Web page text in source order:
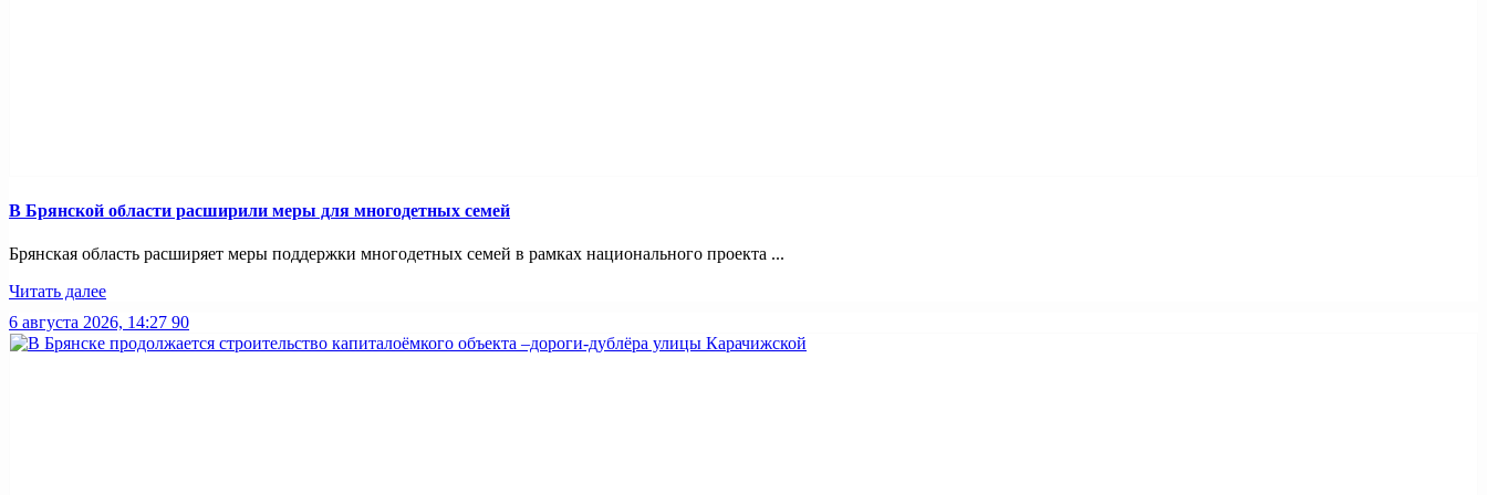
В Брянской области расширили меры для многодетных семей
Брянская область расширяет меры поддержки многодетных семей в рамках национального проекта ...
Читать далее
6 августа 2026, 14:27 90